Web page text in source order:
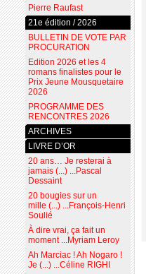
Pierre Raufast
21e édition / 2026
BULLETIN DE VOTE PAR
PROCURATION
Edition 2026 et les 4
romans finalistes pour le
Prix Jeune Mousquetaire
2026
PROGRAMME DES
RENCONTRES 2026
ARCHIVES
LIVRE D’OR
20 ans… Je resterai à
jamais (...) ...Pascal
Dessaint
20 bougies sur un
mille (...) ...François-Henri
Soulié
À dire vrai, ça fait un
moment ...Myriam Leroy
Ah Marciac ! Ah Nogaro !
Je (...) ...Céline RIGHI